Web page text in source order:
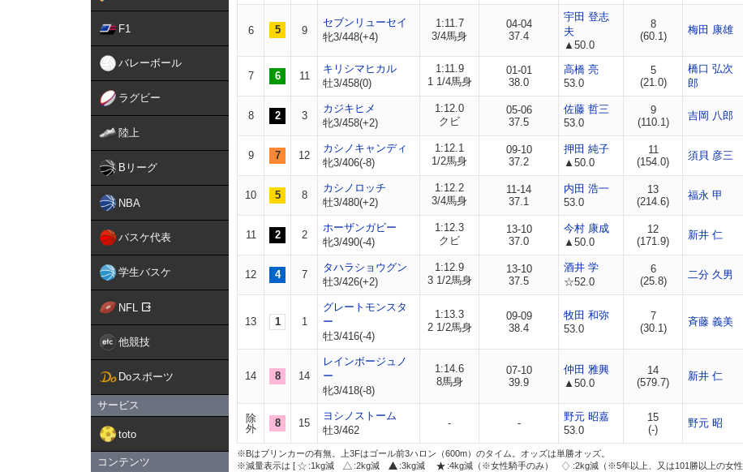
F1
バレーボール
ラグビー
陸上
Bリーグ
NBA
バスケ代表
学生バスケ
NFL
他競技
Doスポーツ
サービス
toto
コンテンツ
6 5 9
セブンリューセイ
牝3/448(+4)
1:11.7
3/4馬身
04-04
37.4
宇田 登志
夫
▲50.0
8
(60.1)
梅田 康雄
7 6 11
キリシマヒカル
牡3/458(0)
1:11.9
1 1/4馬身
01-01
38.0
高橋 亮
53.0
5
(21.0)
橋口 弘次
郎
8 2 3
カジキヒメ
牝3/458(+2)
1:12.0
クビ
05-06
37.5
佐藤 哲三
53.0
9
(110.1)
吉岡 八郎
9 7 12
カシノキャンディ
牝3/406(-8)
1:12.1
1/2馬身
09-10
37.2
押田 純子
▲50.0
11
(154.0)
須貝 彦三
10 5 8
カシノロッチ
牡3/480(+2)
1:12.2
3/4馬身
11-14
37.1
内田 浩一
53.0
13
(214.6)
福永 甲
11 2 2
ホーザンガビー
牝3/490(-4)
1:12.3
クビ
13-10
37.0
今村 康成
▲50.0
12
(171.9)
新井 仁
12 4 7
タハラショウグン
牡3/426(+2)
1:12.9
3 1/2馬身
13-10
37.5
酒井 学
☆52.0
6
(25.8)
二分 久男
13 1 1
グレートモンスタ
ー
牡3/416(-4)
1:13.3
2 1/2馬身
09-09
38.4
牧田 和弥
53.0
7
(30.1)
斉藤 義美
14 8 14
レインボージュノ
ー
牝3/418(-8)
1:14.6
8馬身
07-10
39.9
仲田 雅興
▲50.0
14
(579.7)
新井 仁
除
外
8 15
ヨシノストーム
牡3/462
- -
野元 昭嘉
53.0
15
(-)
野元 昭
※Bはブリンカーの有無。上3Fはゴール前3ハロン（600m）のタイム。オッズは単勝オッズ。
※減量表示は [
:1kg減 :2kg減 :3kg減 :4kg減（※女性騎手のみ）
:2kg減（※5年以上、又は101勝以上の女性